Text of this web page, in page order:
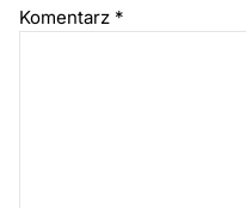
Komentarz *